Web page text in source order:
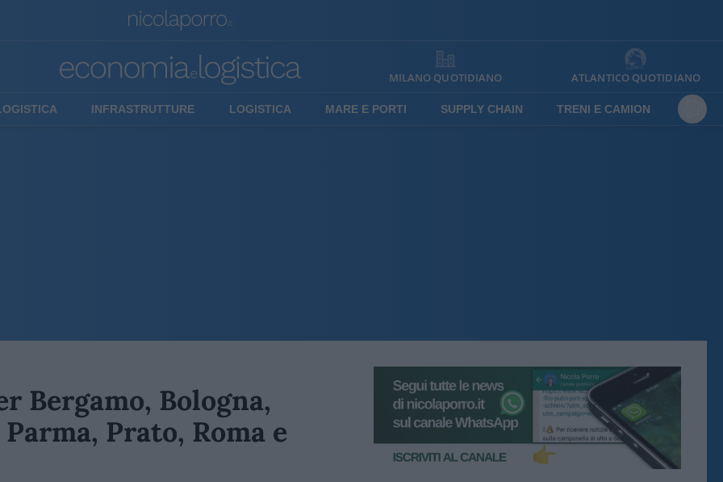
MILANO QUOTIDIANO ATLANTICO QUOTIDIANO
INFRASTRUTTURE LOGISTICA MARE E PORTI SUPPLY CHAIN TRENI E CAMION
Bergamo, Bologna,
Prato, Roma e